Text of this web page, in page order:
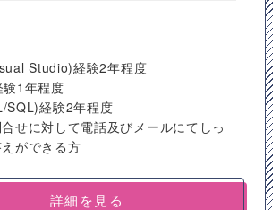
Studio)経験2年程度
験1年程度
SQL)経験2年程度
合せに対して電話及びメールにてしっ
ができる方
詳細を見る